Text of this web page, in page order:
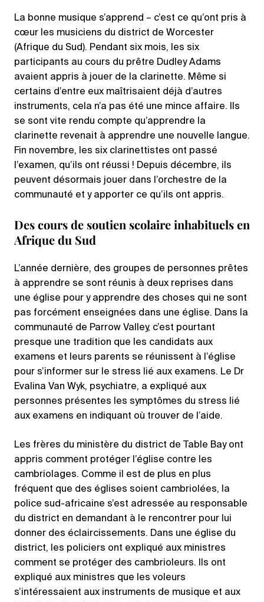
La bonne musique s’apprend – c’est ce qu’ont pris à
cœur les musiciens du district de Worcester
(Afrique du Sud). Pendant six mois, les six
participants au cours du prêtre Dudley Adams
avaient appris à jouer de la clarinette. Même si
certains d’entre eux maîtrisaient déjà d’autres
instruments, cela n’a pas été une mince affaire. Ils
se sont vite rendu compte qu’apprendre la
clarinette revenait à apprendre une nouvelle langue.
Fin novembre, les six clarinettistes ont passé
l’examen, qu’ils ont réussi ! Depuis décembre, ils
peuvent désormais jouer dans l’orchestre de la
communauté et y apporter ce qu’ils ont appris.
Des cours de soutien scolaire inhabituels en
Afrique du Sud
L’année dernière, des groupes de personnes prêtes
à apprendre se sont réunis à deux reprises dans
une église pour y apprendre des choses qui ne sont
pas forcément enseignées dans une église. Dans la
communauté de Parrow Valley, c’est pourtant
presque une tradition que les candidats aux
examens et leurs parents se réunissent à l’église
pour s’informer sur le stress lié aux examens. Le Dr
Evalina Van Wyk, psychiatre, a expliqué aux
personnes présentes les symptômes du stress lié
aux examens en indiquant où trouver de l’aide.
Les frères du ministère du district de Table Bay ont
appris comment protéger l’église contre les
cambriolages. Comme il est de plus en plus
fréquent que des églises soient cambriolées, la
police sud-africaine s’est adressée au responsable
du district en demandant à le rencontrer pour lui
donner des éclaircissements. Dans une église du
district, les policiers ont expliqué aux ministres
comment se protéger des cambrioleurs. Ils ont
expliqué aux ministres que les voleurs
s’intéressaient aux instruments de musique et aux